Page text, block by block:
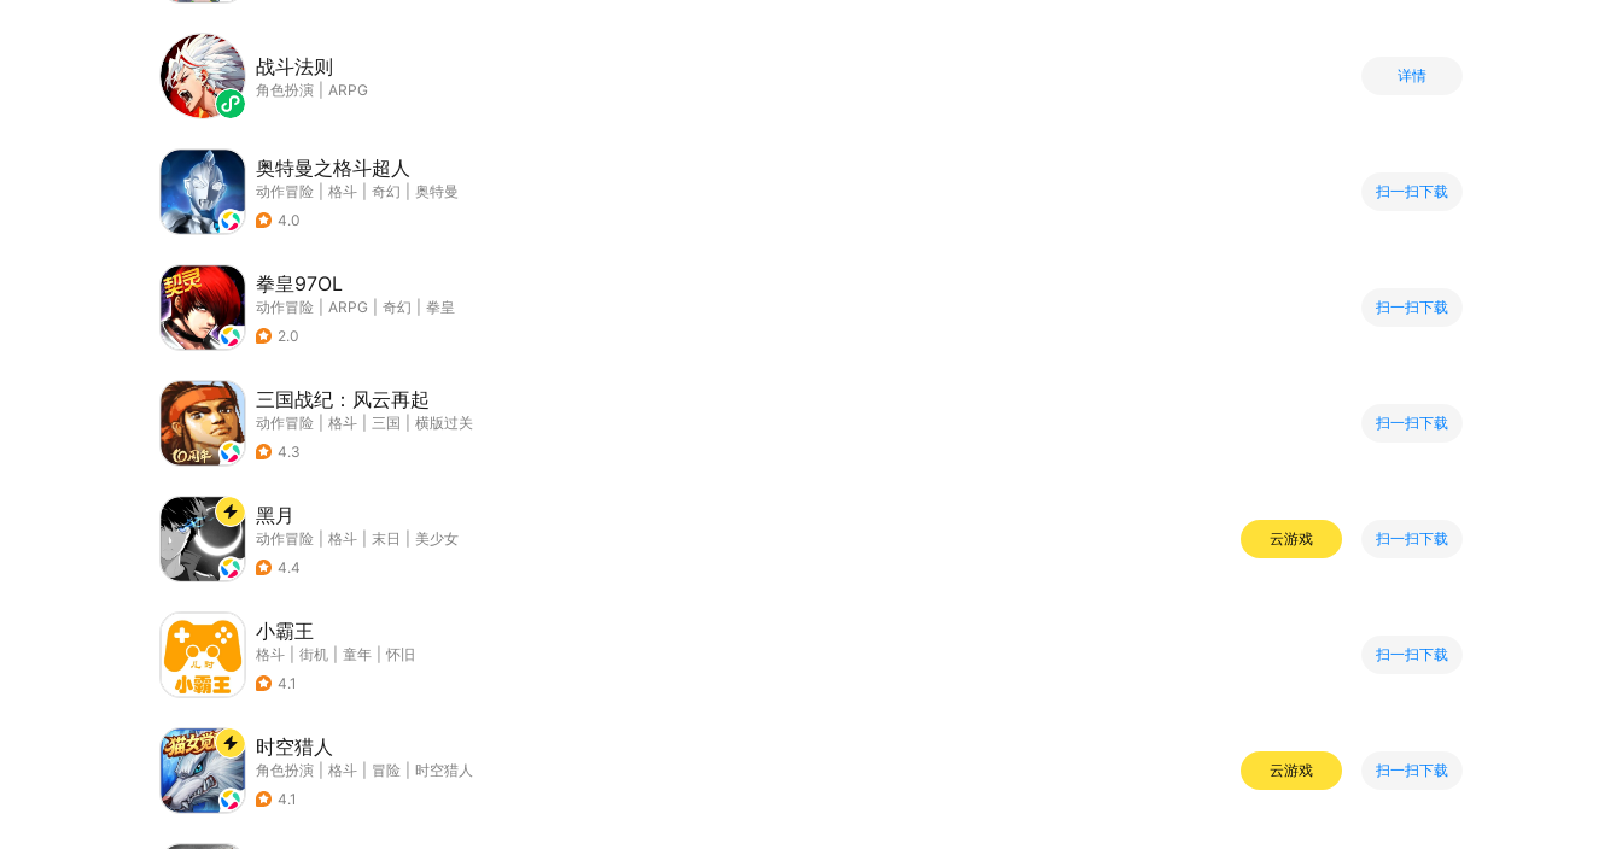
战斗法则
角色扮演 ARPG
详情
奥特曼之格斗超人
动作冒险 格斗 奇幻
奥特曼
4.0
扫一扫下载
拳皇97OL
动作冒险 ARPG 奇幻
拳皇
2.0
扫一扫下载
三国战纪：风云再起
动作冒险 格斗 三国
横版过关
4.3
扫一扫下载
黑月
动作冒险 格斗 末日
美少女
4.4
云游戏 扫一扫下载
小霸王
格斗 街机 童年
怀旧
4.1
扫一扫下载
时空猎人
角色扮演 格斗 冒险
时空猎人
4.1
云游戏 扫一扫下载